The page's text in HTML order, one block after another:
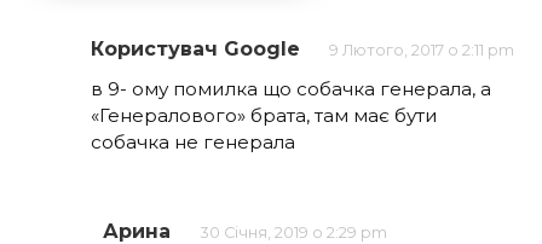
Користувач Google 9 Лютого, 2017 о 2:11 pm
в 9- ому помилка що собачка генерала, а
«Генералового» брата, там має бути
собачка не генерала
Арина 30 Січня, 2019 о 2:29 pm